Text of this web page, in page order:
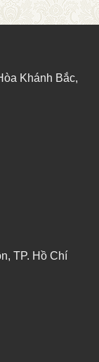
Khánh Bắc,
TP. Hồ Chí